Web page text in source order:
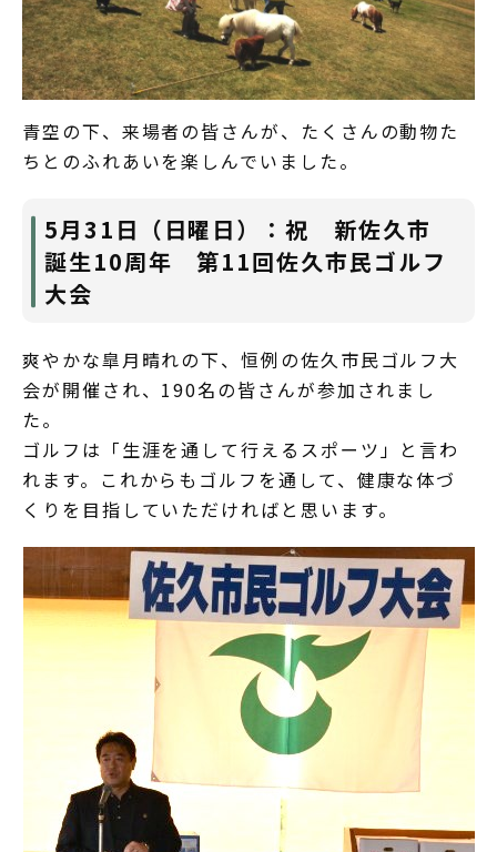
青空の下、来場者の皆さんが、たくさんの動物た
ちとのふれあいを楽しんでいました。
5月31日（日曜日）：祝 新佐久市
誕生10周年 第11回佐久市民ゴルフ
大会
爽やかな皐月晴れの下、恒例の佐久市民ゴルフ大
会が開催され、190名の皆さんが参加されまし
た。
ゴルフは「生涯を通して行えるスポーツ」と言わ
れます。これからもゴルフを通して、健康な体づ
くりを目指していただければと思います。